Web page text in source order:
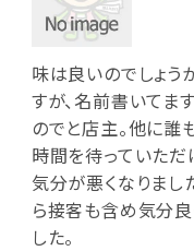
味は良いのでしょう
すが、名前書いてま
のでと店主。他に誰
時間を待っていた
気分が悪くなりまし
ら接客も含め気分
した。